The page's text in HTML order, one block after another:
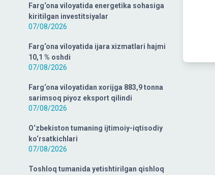
Farg‘ona viloyatida energetika sohasiga
kiritilgan investitsiyalar
07/08/2026
Farg‘ona viloyatida ijara xizmatlari hajmi
10,1 % oshdi
07/08/2026
Farg‘ona viloyatidan xorijga 883,9 tonna
sarimsoq piyoz eksport qilindi
07/08/2026
O‘zbekiston tumaning ijtimoiy-iqtisodiy
ko‘rsatkichlari
07/08/2026
Toshloq tumanida yetishtirilgan qishloq